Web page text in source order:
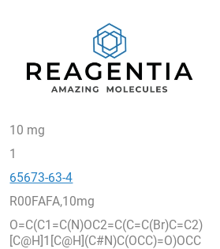
10 mg
1
65673-63-4
R00FAFA,10mg
O=C(C1=C(N)OC2=C(C=C(Br)C=C2)
[C@H]1[C@H](C#N)C(OCC)=O)OCC